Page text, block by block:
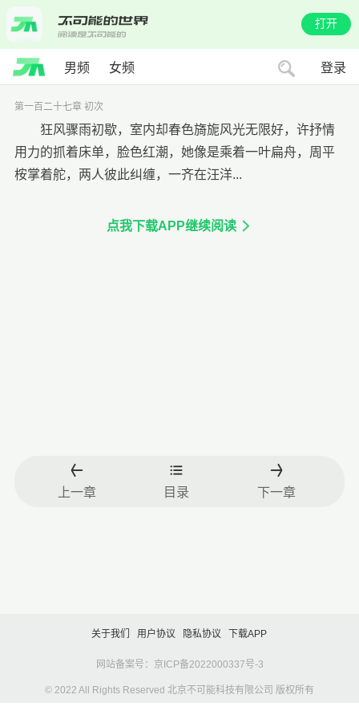
打开
男频 女频 登录
第一百二十七章 初次
狂风骤雨初歇，室内却春色旖旎风光无限好，许抒情
用力的抓着床单，脸色红潮，她像是乘着一叶扁舟，周平
桉掌着舵，两人彼此纠缠，一齐在汪洋...
点我下载APP继续阅读
上一章 目录 下一章
关于我们 用户协议 隐私协议 下载APP
网站备案号：京ICP备2022000337号-3
© 2022 All Rights Reserved 北京不可能科技有限公司 版权所有